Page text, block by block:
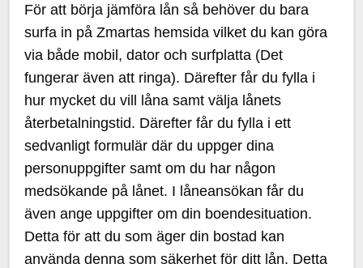
För att börja jämföra lån så behöver du bara
surfa in på Zmartas hemsida vilket du kan göra
via både mobil, dator och surfplatta (Det
fungerar även att ringa). Därefter får du fylla i
hur mycket du vill låna samt välja lånets
återbetalningstid. Därefter får du fylla i ett
sedvanligt formulär där du uppger dina
personuppgifter samt om du har någon
medsökande på lånet. I låneansökan får du
även ange uppgifter om din boendesituation.
Detta för att du som äger din bostad kan
använda denna som säkerhet för ditt lån. Detta